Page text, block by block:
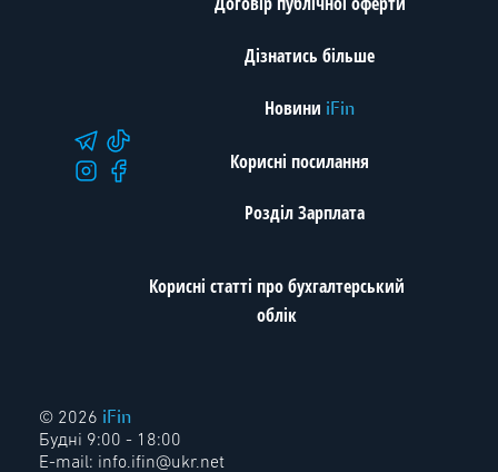
© 2026 iFin
Будні 9:00 - 18:00
E-mail: info.ifin@ukr.net
Дізнатись більше
Новини iFin
Корисні посилання
Розділ Зарплата
Корисні статті про бухгалтерський
облік